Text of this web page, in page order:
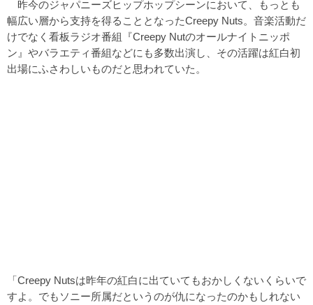
昨今のジャパニーズヒップホップシーンにおいて、もっとも
幅広い層から支持を得ることとなったCreepy Nuts。音楽活動だ
けでなく看板ラジオ番組『Creepy Nutのオールナイトニッポ
ン』やバラエティ番組などにも多数出演し、その活躍は紅白初
出場にふさわしいものだと思われていた。
「Creepy Nutsは昨年の紅白に出ていてもおかしくないくらいで
すよ。でもソニー所属だというのが仇になったのかもしれない